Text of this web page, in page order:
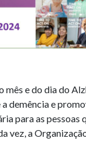
mês e do dia do
demência e
para as pessoas
vez, a